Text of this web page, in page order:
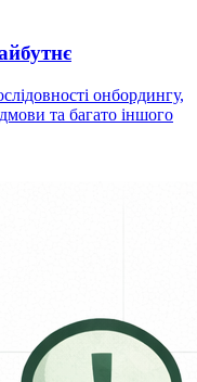
онбордингу,
та багато іншого